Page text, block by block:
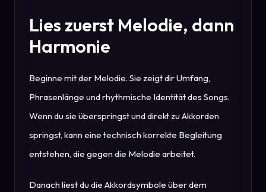
Lies zuerst Melodie, dann
Harmonie
Beginne mit der Melodie. Sie zeigt dir Umfang,
Phrasenlänge und rhythmische Identität des Songs.
Wenn du sie überspringst und direkt zu Akkorden
springst, kann eine technisch korrekte Begleitung
entstehen, die gegen die Melodie arbeitet.
Danach liest du die Akkordsymbole über dem